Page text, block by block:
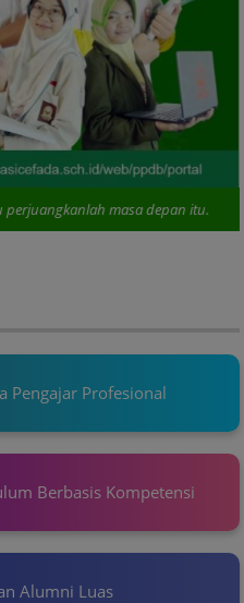
depan itu.
Profesional
Berbasis Kompetensi
Alumni Luas